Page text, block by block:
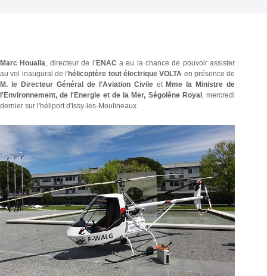
Marc Houalla, directeur de l’ ENAC a eu la chance de pouvoir assister
au vol inaugural de l'hélicoptère tout électrique VOLTA en présence de
M. le Directeur Général de l'Aviation Civileet Mme la Ministre de
l'Environnement, de l'Energie et de la Mer, Ségolène Royal , mercredi
dernier sur l'héliport d'Issy-les-Moulineaux.